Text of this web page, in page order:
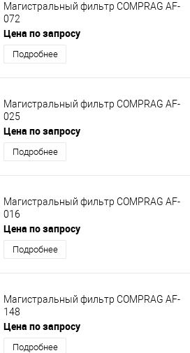
Магистральный фильтр COMPRAG AF-
072
Цена по запросу
Подробнее
Магистральный фильтр COMPRAG AF-
025
Цена по запросу
Подробнее
Магистральный фильтр COMPRAG AF-
016
Цена по запросу
Подробнее
Магистральный фильтр COMPRAG AF-
148
Цена по запросу
Подробнее